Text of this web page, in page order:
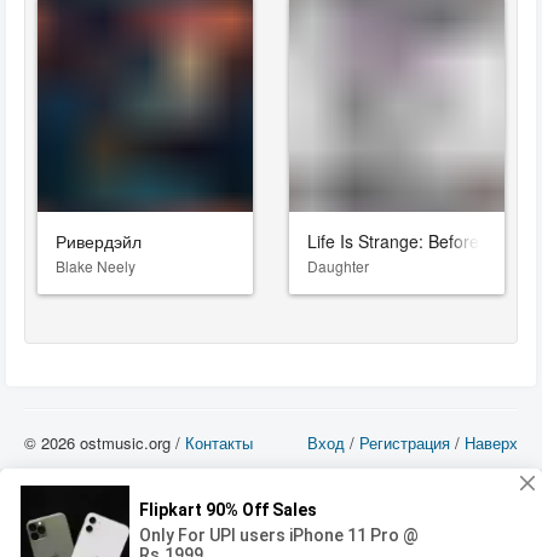
Ривердэйл
Blake Neely
Life Is Strange: Before The
Daughter
Вход / Регистрация / Наверх
© 2026 ostmusic.org / Контакты
можете использовать такие материалы только в том в случае, если
использование производится с ознакомительными целями - для прочих целей